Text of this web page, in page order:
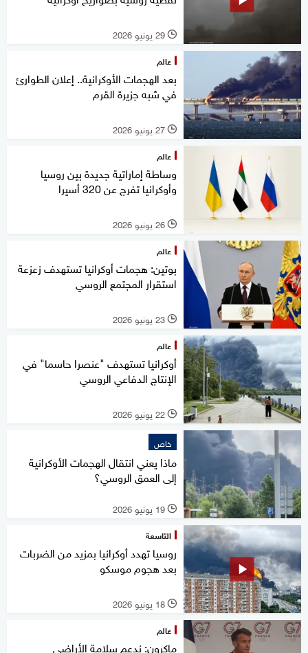
l 29 يونيو 2026
عالم
بعد الهجمات الأوكرانية.. إعلان الطوارئ
في شبه جزيرة القرم
l 27 يونيو 2026
عالم
وساطة إماراتية جديدة بين روسيا
وأوكرانيا تفرج عن 320 أسيرا
l 26 يونيو 2026
عالم
بوتين: هجمات أوكرانيا تستهدف زعزعة
استقرار المجتمع الروسي
l 23 يونيو 2026
عالم
أوكرانيا تستهدف "عنصرا حاسما" في
الإنتاج الدفاعي الروسي
l 22 يونيو 2026
خاص
ماذا يعني انتقال الهجمات الأوكرانية
إلى العمق الروسي؟
l 19 يونيو 2026
التاسعة
روسيا تهدد أوكرانيا بمزيد من الضربات
بعد هجوم موسكو
l 18 يونيو 2026
عالم
ماكرون: ندعم سلامة الأراضي